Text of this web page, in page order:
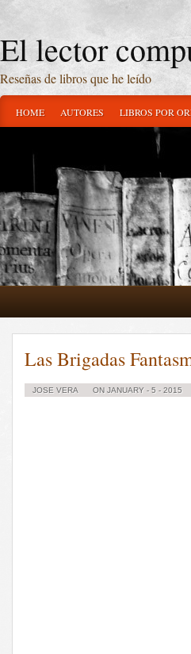
El lector
Reseñas de libros que he leído
HOME AUTORES LIBROS POR
Las Brigadas
JOSE VERA ON JANUARY - 5 - 2015